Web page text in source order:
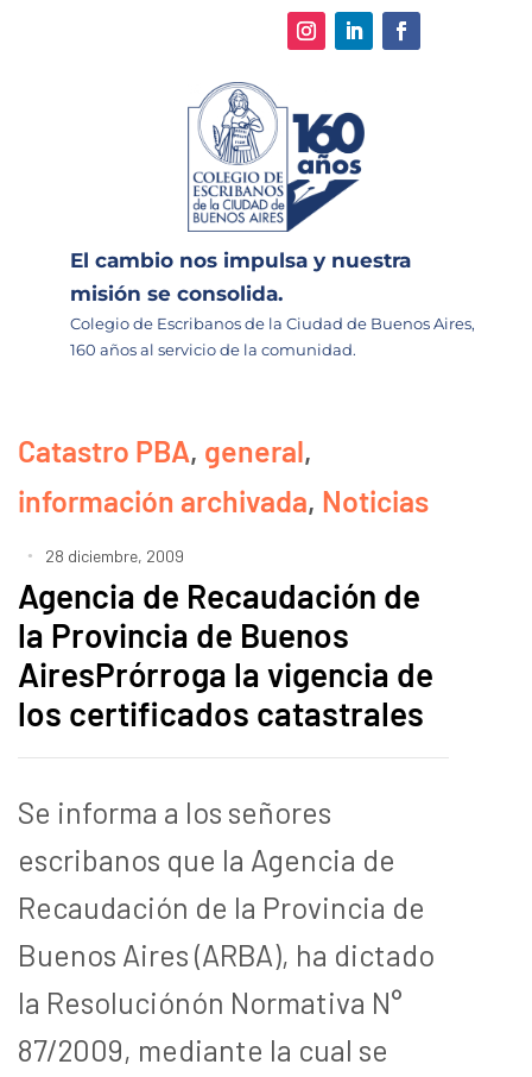
El cambio nos impulsa y nuestra
misión se consolida.
Colegio de Escribanos de la Ciudad de Buenos Aires,
160 años al servicio de la comunidad.
Catastro PBA, general,
información archivada, Noticias
28 diciembre, 2009
Agencia de Recaudación de
la Provincia de Buenos
AiresPrórroga la vigencia de
los certificados catastrales
Se informa a los señores
escribanos que la Agencia de
Recaudación de la Provincia de
Buenos Aires (ARBA), ha dictado
la Resoluciónón Normativa N°
87/2009, mediante la cual se